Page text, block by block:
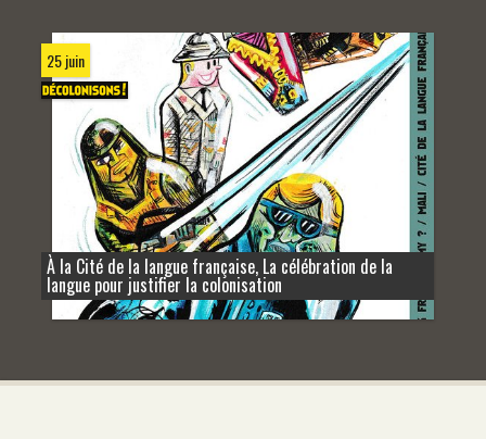
25 juin
À la Cité de la langue française, La célébration de la
langue pour justifier la colonisation